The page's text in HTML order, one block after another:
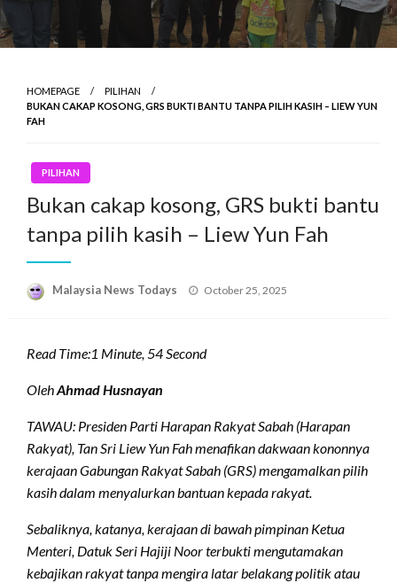
HOMEPAGE
PILIHAN
BUKAN CAKAP KOSONG, GRS BUKTI BANTU TANPA PILIH KASIH – LIEW YUN
FAH
PILIHAN
Bukan cakap kosong, GRS bukti bantu
tanpa pilih kasih – Liew Yun Fah
Malaysia News Todays
Posted
October 25, 2025
Read Time:1 Minute, 54 Second
OlehAhmad Husnayan
TAWAU: Presiden Parti Harapan Rakyat Sabah (Harapan
Rakyat), Tan Sri Liew Yun Fah menafikan dakwaan kononnya
kerajaan Gabungan Rakyat Sabah (GRS) mengamalkan pilih
kasih dalam menyalurkan bantuan kepada rakyat.
Sebaliknya, katanya, kerajaan di bawah pimpinan Ketua
Menteri, Datuk Seri Hajiji Noor terbukti mengutamakan
kebajikan rakyat tanpa mengira latar belakang politik atau